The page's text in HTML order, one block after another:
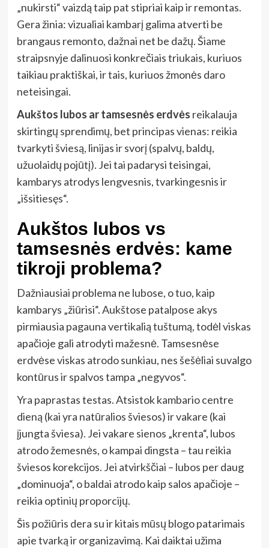
„nukirsti“ vaizdą taip pat stipriai kaip ir remontas.
Gera žinia: vizualiai kambarį galima atverti be
brangaus remonto, dažnai net be dažų. Šiame
straipsnyje dalinuosi konkrečiais triukais, kuriuos
taikiau praktiškai, ir tais, kuriuos žmonės daro
neteisingai.
Aukštos lubos ar tamsesnės erdvės reikalauja
skirtingų sprendimų, bet principas vienas: reikia
tvarkyti šviesą, linijas ir svorį (spalvų, baldų,
užuolaidų pojūtį). Jei tai padarysi teisingai,
kambarys atrodys lengvesnis, tvarkingesnis ir
„išsitiesęs“.
Aukštos lubos vs
tamsesnės erdvės: kame
tikroji problema?
Dažniausiai problema ne lubose, o tuo, kaip
kambarys „žiūrisi“. Aukštose patalpose akys
pirmiausia pagauna vertikalią tuštumą, todėl viskas
apačioje gali atrodyti mažesnė. Tamsesnėse
erdvėse viskas atrodo sunkiau, nes šešėliai suvalgo
kontūrus ir spalvos tampa „negyvos“.
Yra paprastas testas. Atsistok kambario centre
dieną (kai yra natūralios šviesos) ir vakare (kai
įjungta šviesa). Jei vakare sienos „krenta“, lubos
atrodo žemesnės, o kampai dingsta – tau reikia
šviesos korekcijos. Jei atvirkščiai – lubos per daug
„dominuoja“, o baldai atrodo kaip salos apačioje –
reikia optinių proporcijų.
Šis požiūris dera su ir kitais mūsų blogo patarimais
apie tvarką ir organizavimą. Kai daiktai užima